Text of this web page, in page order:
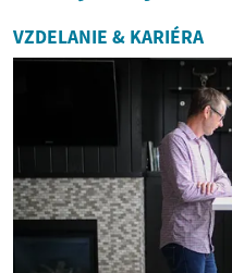
VZDELANIE & KARIÉRA